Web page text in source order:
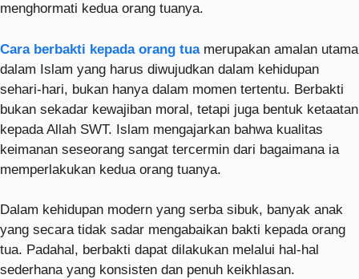
menghormati kedua orang tuanya.
Cara berbakti kepada orang tuamerupakan amalan utama
dalam Islam yang harus diwujudkan dalam kehidupan
sehari-hari, bukan hanya dalam momen tertentu. Berbakti
bukan sekadar kewajiban moral, tetapi juga bentuk ketaatan
kepada Allah SWT. Islam mengajarkan bahwa kualitas
keimanan seseorang sangat tercermin dari bagaimana ia
memperlakukan kedua orang tuanya.
Dalam kehidupan modern yang serba sibuk, banyak anak
yang secara tidak sadar mengabaikan bakti kepada orang
tua. Padahal, berbakti dapat dilakukan melalui hal-hal
sederhana yang konsisten dan penuh keikhlasan.